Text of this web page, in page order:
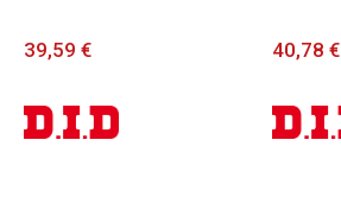
39,59 € 40,78 €